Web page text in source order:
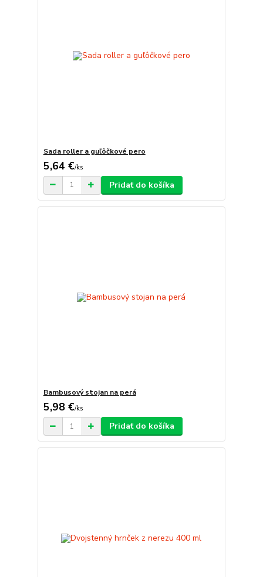
Sada roller a guľôčkové pero
5,64 €/ks
Pridať do košíka
Bambusový stojan na perá
5,98 €/ks
Pridať do košíka